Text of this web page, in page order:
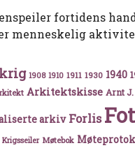
fortidens
menneskelig
1908 1910 1911 1930 1940
Arkitektskisse Arnt
arkiv Forlis
Krigsseiler Møtebok